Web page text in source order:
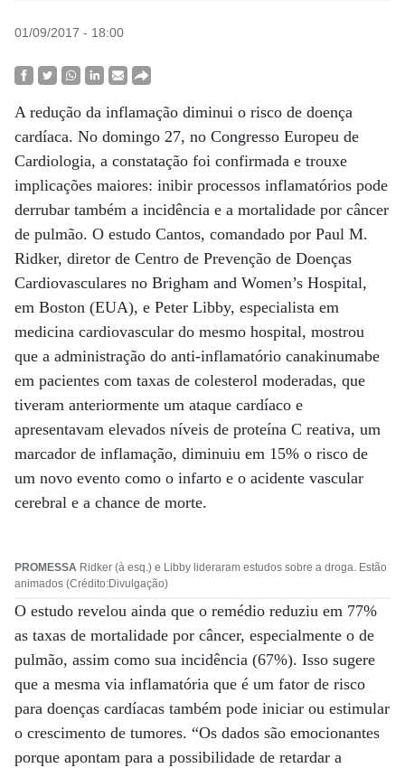
01/09/2017 - 18:00
A redução da inflamação diminui o risco de doença
cardíaca. No domingo 27, no Congresso Europeu de
Cardiologia, a constatação foi confirmada e trouxe
implicações maiores: inibir processos inflamatórios pode
derrubar também a incidência e a mortalidade por câncer
de pulmão. O estudo Cantos, comandado por Paul M.
Ridker, diretor de Centro de Prevenção de Doenças
Cardiovasculares no Brigham and Women’s Hospital,
em Boston (EUA), e Peter Libby, especialista em
medicina cardiovascular do mesmo hospital, mostrou
que a administração do anti-inflamatório canakinumabe
em pacientes com taxas de colesterol moderadas, que
tiveram anteriormente um ataque cardíaco e
apresentavam elevados níveis de proteína C reativa, um
marcador de inflamação, diminuiu em 15% o risco de
um novo evento como o infarto e o acidente vascular
cerebral e a chance de morte.
PROMESSA Ridker (à esq.) e Libby lideraram estudos sobre a droga. Estão
animados (Crédito:Divulgação)
O estudo revelou ainda que o remédio reduziu em 77%
as taxas de mortalidade por câncer, especialmente o de
pulmão, assim como sua incidência (67%). Isso sugere
que a mesma via inflamatória que é um fator de risco
para doenças cardíacas também pode iniciar ou estimular
o crescimento de tumores. “Os dados são emocionantes
porque apontam para a possibilidade de retardar a